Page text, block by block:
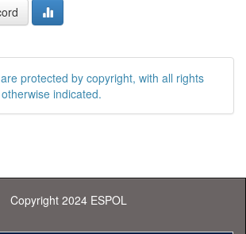
protected by copyright, with all rights
indicated.
Copyright 2024 ESPOL